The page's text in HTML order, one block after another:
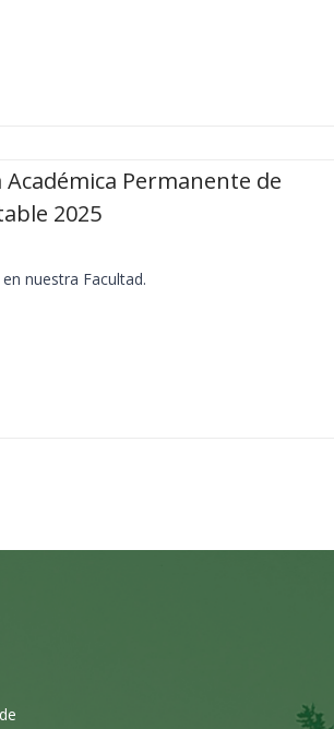
Académica Permanente de
2025
nuestra Facultad.